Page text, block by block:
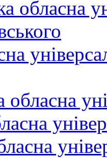
обласна
обласна